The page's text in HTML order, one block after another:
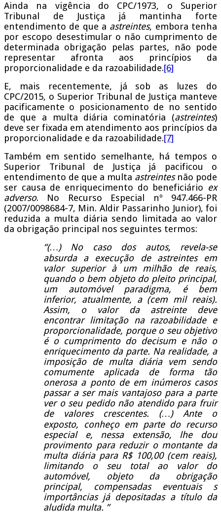
Ainda na vigência do CPC/1973, o Superior
Tribunal de Justiça já mantinha forte
entendimento de que a astreintes, embora tenha
por escopo desestimular o não cumprimento de
determinada obrigação pelas partes, não pode
representar afronta aos princípios da
proporcionalidade e da razoabilidade.[6]
E, mais recentemente, já sob as luzes do
CPC/2015, o Superior Tribunal de Justiça manteve
pacificamente o posicionamento de no sentido
de que a multa diária cominatória (astreintes)
deve ser fixada em atendimento aos princípios da
proporcionalidade e da razoabilidade.[7]
Também em sentido semelhante, há tempos o
Superior Tribunal de Justiça já pacificou o
entendimento de que a multa astreintesnão pode
ser causa de enriquecimento do beneficiário ex
adverso. No Recurso Especial nº 947.466-PR
(2007/0098684-7, Min. Aldir Passarinho Junior), foi
reduzida a multa diária sendo limitada ao valor
da obrigação principal nos seguintes termos:
“(…) No caso dos autos, revela-se
absurda a execução de astreintes em
valor superior à um milhão de reais,
quando o bem objeto do pleito principal,
um automóvel paradigma, é bem
inferior, atualmente, a (cem mil reais).
Assim, o valor da astreinte deve
encontrar limitação na razoabilidade e
proporcionalidade, porque o seu objetivo
é o cumprimento do decisum e não o
enriquecimento da parte. Na realidade, a
imposição de multa diária vem sendo
comumente aplicada de forma tão
onerosa a ponto de em inúmeros casos
passar a ser mais vantajoso para a parte
ver o seu pedido não atendido para fruir
de valores crescentes. (…) Ante o
exposto, conheço em parte do recurso
especial e, nessa extensão, lhe dou
provimento para reduzir o montante da
multa diária para R$ 100,00 (cem reais),
limitando o seu total ao valor do
automóvel, objeto da obrigação
principal, compensadas eventuais s
importâncias já depositadas a título da
aludida multa. ”